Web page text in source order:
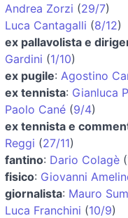
Andrea Zorzi (29/7)
Luca Cantagalli (8/12)
ex pallavolista e
Gardini (1/10)
ex pugile: Agostino
ex tennista: Gianluca
Paolo Cané (9/4)
ex tennista e
Reggi (27/11)
fantino: Dario Colagè (
fisico: Giovanni
giornalista: Mauro
Luca Franchini (10/9)